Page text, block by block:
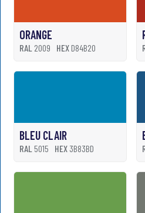
ORANGE
RAL 2009 HEX D84B20
BLEU CLAIR
RAL 5015 HEX 3B83BD